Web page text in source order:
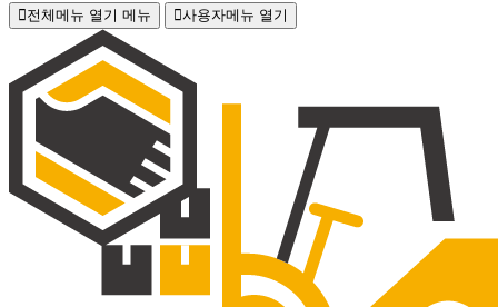
전체메뉴 열기 메뉴 사용자메뉴 열기